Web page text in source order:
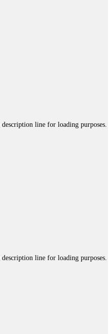
line for loading purposes.
line for loading purposes.